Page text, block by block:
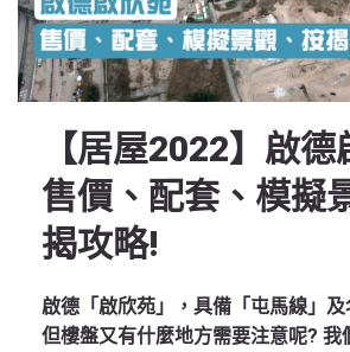
【居屋2022】啟德
售價、配套、模擬
揭攻略!
啟德「啟欣苑」，具備「屯馬線」及
但樓盤又有什麼地方需要注意呢? 我